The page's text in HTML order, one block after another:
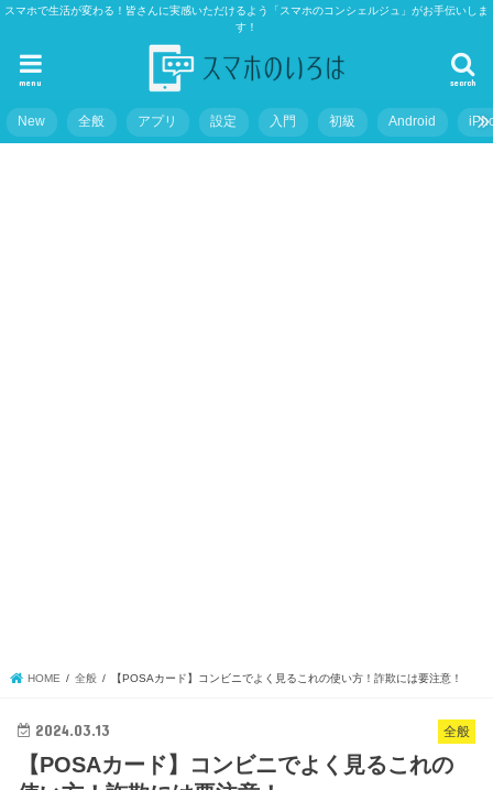
スマホで生活が変わる！皆さんに実感いただけるよう「スマホのコンシェルジュ」がお手伝いしま
す！
search
menu
New 全般 アプリ 設定 入門 初級 Android
HOME 全般 【POSAカード】コンビニでよく見るこれの使い方！詐欺には要注意！
全般
2024.03.13
【POSAカード】コンビニでよく見るこれの